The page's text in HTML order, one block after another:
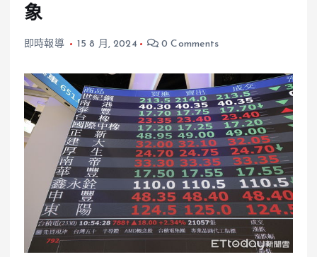
象
即時報導 15 8 月, 2024 0 Comments